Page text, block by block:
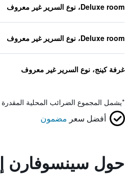
Deluxe room، نوع السرير غير معروف
Deluxe room، نوع السرير غير معروف
غرفة كينج، نوع السرير غير معروف
*يشمل المجموع الضرائب المحلية
أفضل سعر مضمون
حول سينسوفارن